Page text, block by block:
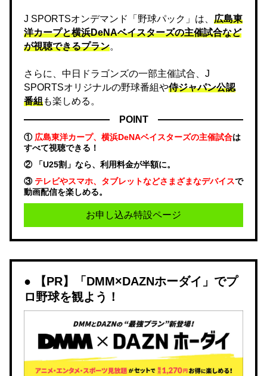
J SPORTSオンデマンド「野球パック」は、 広島東
洋カープと横浜DeNAベイスターズの主催試合など
が視聴できるプラン。
さらに、中日ドラゴンズの一部主催試合、J
SPORTSオリジナルの野球番組や侍ジャパン公認
番組も楽しめる。
POINT
① 広島東洋カープ、横浜DeNAベイスターズの主催試合は
すべて視聴できる！
② 「U25割」なら、利用料金が半額に。
③ テレビやスマホ、タブレットなどさまざまなデバイスで
動画配信を楽しめる。
お申し込み特設ページ
【PR】「DMM×DAZNホーダイ」でプ
ロ野球を観よう！